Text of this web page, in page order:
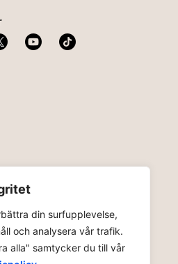
din surfupplevelse,
och analysera vår trafik.
alla" samtycker du till vår